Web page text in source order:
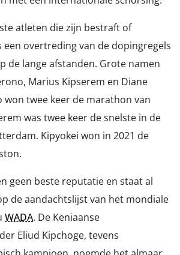
atleten die zijn bestraft of
een overtreding van de dopingregels
de lange afstanden. Grote namen
Marius Kipserem en Diane
won twee keer de marathon van
was twee keer de snelste in de
Kipyokei won in 2021 de
geen beste reputatie en staat al
de aandachtslijst van het mondiale
WADA. De Keniaanse
Eliud Kipchoge, tevens